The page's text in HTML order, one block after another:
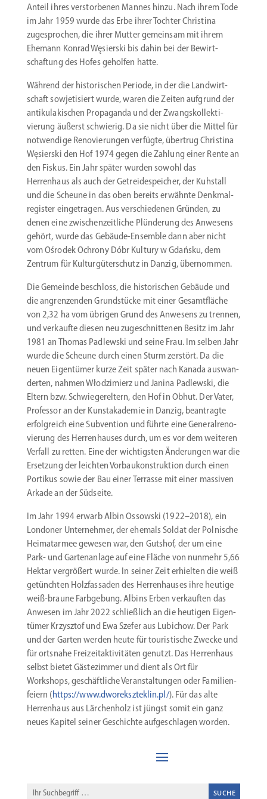
Anteil ihres verstor­benen Mannes hinzu. Nach ihrem Tode
im Jahr 1959 wurde das Erbe ihrer Tochter Christina
zugesprochen, die ihrer Mutter gemeinsam mit ihrem
Ehemann Konrad Węsierski bis dahin bei der Bewirt­
schaftung des Hofes geholfen hatte.
Während der histo­ri­schen Periode, in der die Landwirt­
schaft sowje­ti­siert wurde, waren die Zeiten aufgrund der
antiku­la­ki­schen Propa­ganda und der Zwangs­kol­lek­ti­
vierung äußerst schwierig. Da sie nicht über die Mittel für
notwendige Renovie­rungen verfügte, übertrug Christina
Węsierski den Hof 1974 gegen die Zahlung einer Rente an
den Fiskus. Ein Jahr später wurden sowohl das
Herrenhaus als auch der Getrei­de­speicher, der Kuhstall
und die Scheune in das oben bereits erwähnte Denkmal­
re­gister einge­tragen. Aus verschie­denen Gründen, zu
denen eine zwischen­zeit­liche Plünderung des Anwesens
gehört, wurde das Gebäude-Ensemble dann aber nicht
vom Ośrodek Ochrony Dóbr Kultury w Gdańsku, dem
Zentrum für Kultur­gü­ter­schutz in Danzig, übernommen.
Die Gemeinde beschloss, die histo­ri­schen Gebäude und
die angren­zenden Grund­stücke mit einer Gesamt­fläche
von 2,32 ha vom übrigen Grund des Anwesens zu trennen,
und verkaufte diesen neu zugeschnit­tenen Besitz im Jahr
1981 an Thomas Padlewski und seine Frau. Im selben Jahr
wurde die Scheune durch einen Sturm zerstört. Da die
neuen Eigen­tümer kurze Zeit später nach Kanada auswan­
derten, nahmen Włodzi­mierz und Janina Padlewski, die
Eltern bzw. Schwie­ger­eltern, den Hof in Obhut. Der Vater,
Professor an der Kunst­aka­demie in Danzig, beantragte
erfolg­reich eine Subvention und führte eine General­re­no­
vierung des Herren­hauses durch, um es vor dem weiteren
Verfall zu retten. Eine der wichtigsten Änderungen war die
Ersetzung der leichten Vorbau­kon­struktion durch einen
Portikus sowie der Bau einer Terrasse mit einer massiven
Arkade an der Südseite.
Im Jahr 1994 erwarb Albin Ossowski (1922–2018), ein
Londoner Unter­nehmer, der ehemals Soldat der Polnische
Heimat­armee gewesen war, den Gutshof, der um eine
Park- und Garten­anlage auf eine Fläche von nunmehr 5,66
Hektar vergrößert wurde. In seiner Zeit erhielten die weiß
getünchten Holzfas­saden des Herren­hauses ihre heutige
weiß-braune Farbgebung. Albins Erben verkauften das
Anwesen im Jahr 2022 schließlich an die heutigen Eigen­
tümer Krzysztof und Ewa Szefer aus Lubichow. Der Park
und der Garten werden heute für touris­tische Zwecke und
für ortsnahe Freizeit­ak­ti­vi­täten genutzt. Das Herrenhaus
selbst bietet Gäste­zimmer und dient als Ort für
Workshops, geschäft­liche Veran­stal­tungen oder Famili­en­
feiern (https://www.dworekszteklin.pl/). Für das alte
Herrenhaus aus Lärchenholz ist jüngst somit ein ganz
neues Kapitel seiner Geschichte aufge­schlagen worden.